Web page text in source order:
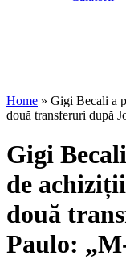
Home » Gigi Becali a
două transferuri după
Gigi
de
două
Paulo: